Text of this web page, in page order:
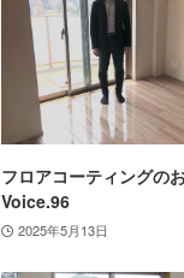
フロアコーティングの
Voice.96
2025年5月13日